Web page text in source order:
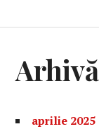
Arhivă
aprilie 2025